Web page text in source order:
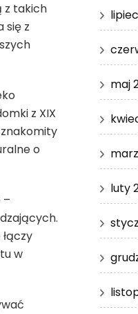
z takich
się z
z XIX
o
–
w
maj
luty